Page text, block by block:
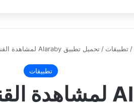
/ تطبيقات / تحميل تطبيق Alaraby لمشاهدة القنوات مجانا 2026 من ميديا فاير
تطبيقات